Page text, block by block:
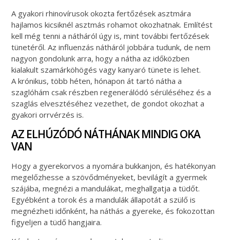
A gyakori rhinovírusok okozta fertőzések asztmára
hajlamos kicsiknél asztmás rohamot okozhatnak. Említést
kell még tenni a nátháról úgy is, mint további fertőzések
tünetéről. Az influenzás nátháról jobbára tudunk, de nem
nagyon gondolunk arra, hogy a nátha az időközben
kialakult szamárköhögés vagy kanyaró tünete is lehet.
A krónikus, több héten, hónapon át tartó nátha a
szaglóhám csak részben regenerálódó sérüléséhez és a
szaglás elvesztéséhez vezethet, de gondot okozhat a
gyakori orrvérzés is.
AZ ELHÚZÓDÓ NÁTHÁNAK MINDIG OKA
VAN
Hogy a gyerekorvos a nyomára bukkanjon, és hatékonyan
megelőzhesse a szövődményeket, bevilágít a gyermek
szájába, megnézi a mandulákat, meghallgatja a tüdőt.
Egyébként a torok és a mandulák állapotát a szülő is
megnézheti időnként, ha náthás a gyereke, és fokozottan
figyeljen a tüdő hangjaira.